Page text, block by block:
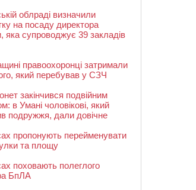
облраді визначили
на посаду директора
яка супроводжує 39 закладів
правоохоронці затримали
який перебував у СЗЧ
закінчився подвійним
в Умані чоловікові, який
подружжя, дали довічне
пропонують перейменувати
та площу
поховають полеглого
БпЛА